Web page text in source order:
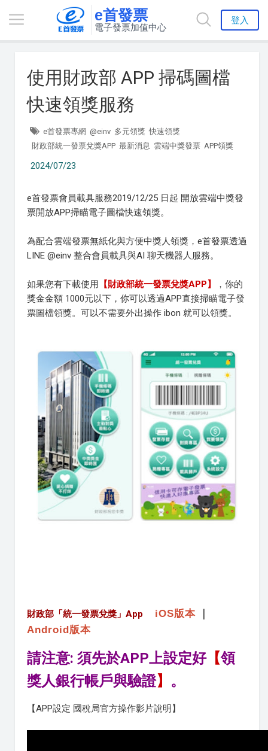
e首發票
電子發票加值中心
登入
使用財政部 APP 掃碼圖檔
快速領獎服務
e首發票專網 @einv 多元領獎 快速領獎
財政部統一發票兌獎APP 最新消息 雲端中獎發票 APP領獎
2024/07/23
e首發票會員載具服務2019/12/25 日起 開放雲端中獎發
票開放APP掃瞄電子圖檔快速領獎。
為配合雲端發票無紙化與方便中獎人領獎，e首發票透過
LINE @einv 整合會員載具與AI 聊天機器人服務。
如果您有下載使用 【財政部統一發票兌獎APP】
，你的
獎金金額 1000元以下，你可以透過APP直接掃瞄電子發
票圖檔領獎。可以不需要外出操作 ibon 就可以領獎。
財政部「統一發票兌獎」App iOS版本
Android版本
請注意: 須先於APP上設定好【領
獎人銀行帳戶與驗證】 。
【APP設定 國稅局官方操作影片說明】